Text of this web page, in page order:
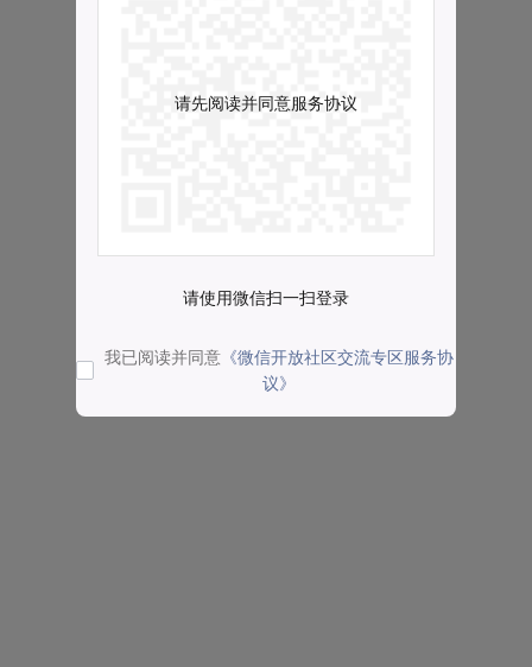
请先阅读并同意服务协议
请使用微信扫一扫登录
我已阅读并同意 《微信开放社区交流专区服务协
议》